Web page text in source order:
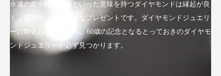
永遠の愛や絆、不屈といった意味を持つダイヤモンドは縁起が良
く、還暦祝いにも最適なプレゼントです。ダイヤモンドジュエリ
ーに特化したLuxyなら、60歳の記念となるとっておきのダイヤモ
ンドジュエリーが必ず見つかります。